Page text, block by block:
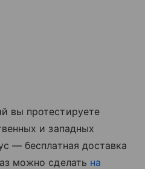
вы протестируете
и западных
— бесплатная доставка
можно сделать на